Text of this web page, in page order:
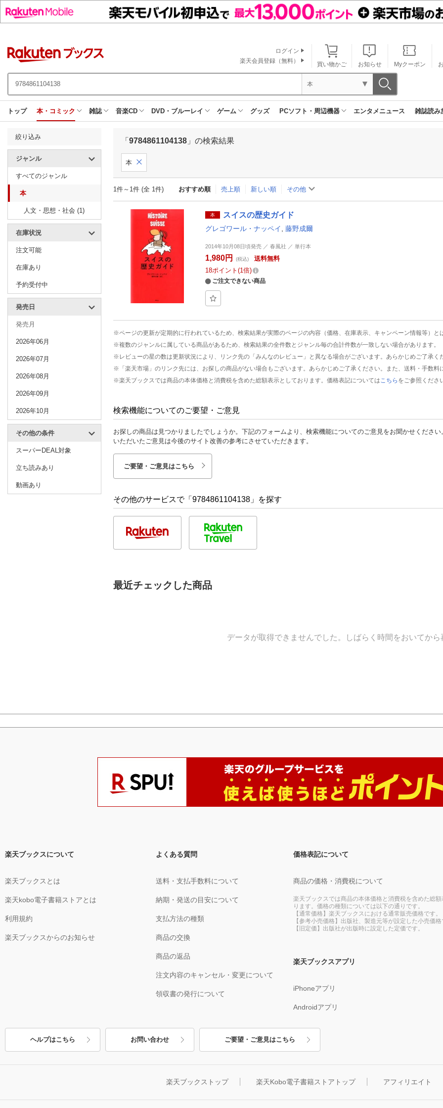
買い物かご お知らせ Myクーポン
ログイン
楽天会員登録（無料）
本
トップ 本・コミック 雑誌 音楽CD DVD・ブルーレイ ゲーム グッズ PCソフト・周辺機器 エンタメニュース 雑誌読み
絞り込み
ジャンル
すべてのジャンル
本
人文・思想・社会 (1)
在庫状況
注文可能
在庫あり
予約受付中
発売日
発売月
2026年06月
2026年07月
2026年08月
2026年09月
2026年10月
その他の条件
スーパーDEAL対象
立ち読みあり
動画あり
「 9784861104138 」の検索結果
本
1件～1件 (全 1件) おすすめ順 売上順 新しい順 その他
本 スイスの歴史ガイド
グレゴワール・ナッペイ 藤野成爾
2014年10月08日頃発売 ／ 春風社 ／ 単行本
1,980円 (税込)
送料無料
18ポイント 1倍
ご注文できない商品
※ページの更新が定期的に行われているため、検索結果が実際のページの内容（価格、在庫表示、キャンペーン情報等）と
※複数のジャンルに属している商品があるため、検索結果の全件数とジャンル毎の合計件数が一致しない場合があります。
※レビューの星の数は更新状況により、リンク先の「みんなのレビュー」と異なる場合がございます。あらかじめご了承く
※「楽天市場」のリンク先には、お探しの商品がない場合もございます。あらかじめご了承ください。また、送料・手数料
※楽天ブックスでは商品の本体価格と消費税を含めた総額表示としております。価格表記については こちら をご参照くださ
検索機能についてのご要望・ご意見
お探しの商品は見つかりましたでしょうか。下記のフォームより、検索機能についてのご意見をお聞かせください
いただいたご意見は今後のサイト改善の参考にさせていただきます。
ご要望・ご意見はこちら
その他のサービスで「9784861104138」を探す
最近チェックした商品
データが取得できませんでした。しばらく時間をおいてから
楽天ブックスについて
楽天ブックスとは
楽天kobo電子書籍ストアとは
利用規約
楽天ブックスからのお知らせ
よくある質問
送料・支払手数料について
納期・発送の目安について
支払方法の種類
商品の交換
商品の返品
注文内容のキャンセル・変更について
領収書の発行について
価格表記について
商品の価格・消費税について
楽天ブックスでは商品の本体価格と消費税を含めた総額
ります。価格の種類については以下の通りです。
【通常価格】楽天ブックスにおける通常販売価格です。
【参考小売価格】出版社、製造元等が設定した小売価格
【旧定価】出版社が出版時に設定した定価です。
楽天ブックスアプリ
iPhoneアプリ
Androidアプリ
ヘルプはこちら お問い合わせ ご要望・ご意見はこちら
楽天ブックストップ 楽天Kobo電子書籍ストアトップ アフィリエイト